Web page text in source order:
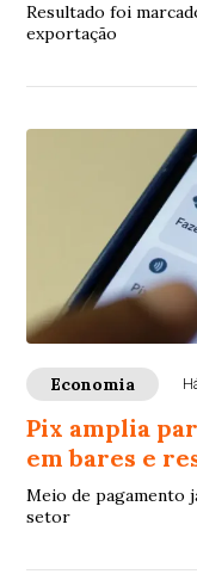
Resultado foi
exportação
Economia
Pix amplia
em bares e
Meio de pagamento
setor